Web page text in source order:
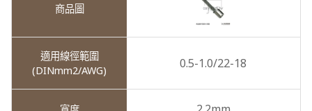
0.5-1.0/22-18